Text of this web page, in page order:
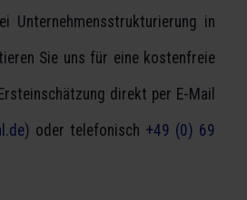
Unternehmensstrukturierung in
Sie uns für eine kostenfreie
direkt per E-Mail
) oder telefonisch +49 (0) 69